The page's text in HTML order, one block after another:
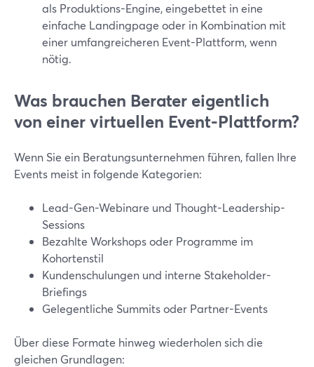
als Produktions-Engine, eingebettet in eine
einfache Landingpage oder in Kombination mit
einer umfangreicheren Event-Plattform, wenn
nötig.
Was brauchen Berater eigentlich
von einer virtuellen Event-Plattform?
Wenn Sie ein Beratungsunternehmen führen, fallen Ihre
Events meist in folgende Kategorien:
Lead-Gen-Webinare und Thought-Leadership-
Sessions
Bezahlte Workshops oder Programme im
Kohortenstil
Kundenschulungen und interne Stakeholder-
Briefings
Gelegentliche Summits oder Partner-Events
Über diese Formate hinweg wiederholen sich die
gleichen Grundlagen: